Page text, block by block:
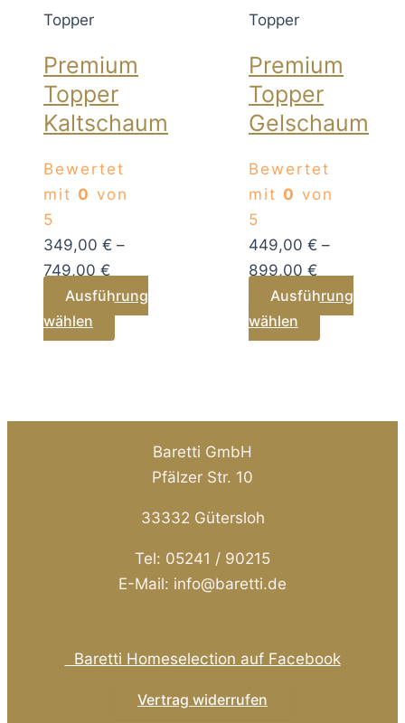
Topper
Premium
Topper
Kaltschaum
Bewertet
mit 0 von
5
349,00 € –
749,00 €
Ausführung
wählen
Dieses
Produkt
Varianten
können
Produktseite
werden
Topper
Premium
Topper
Gelschaum
Bewertet
mit 0 von
5
449,00 € –
899,00 €
Ausführung
wählen
Dieses
Produkt
Varianten
werden
Baretti GmbH
Pfälzer Str. 10
33332 Gütersloh
Tel: 05241 / 90215
E-Mail: info@baretti.de
Baretti Homeselection auf Facebook
Vertrag widerrufen